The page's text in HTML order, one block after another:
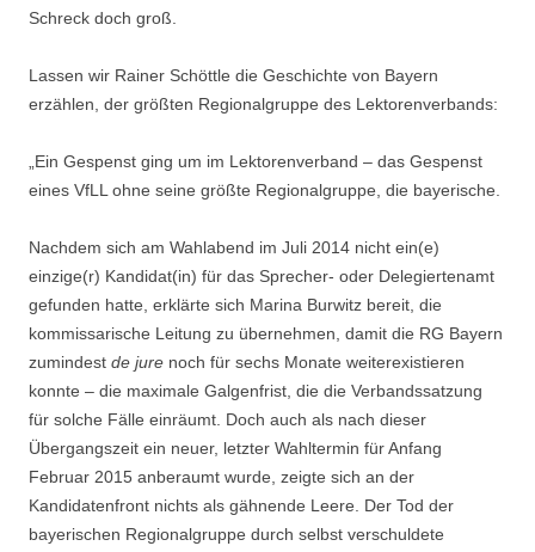
Schreck doch groß.
Lassen wir Rainer Schöttle die Geschichte von Bayern
erzählen, der größten Regionalgruppe des Lektorenverbands:
„Ein Gespenst ging um im Lektorenverband – das Gespenst
eines VfLL ohne seine größte Regionalgruppe, die bayerische.
Nachdem sich am Wahlabend im Juli 2014 nicht ein(e)
einzige(r) Kandidat(in) für das Sprecher- oder Delegiertenamt
gefunden hatte, erklärte sich Marina Burwitz bereit, die
kommissarische Leitung zu übernehmen, damit die RG Bayern
zumindest de jure noch für sechs Monate weiterexistieren
konnte – die maximale Galgenfrist, die die Verbandssatzung
für solche Fälle einräumt. Doch auch als nach dieser
Übergangszeit ein neuer, letzter Wahltermin für Anfang
Februar 2015 anberaumt wurde, zeigte sich an der
Kandidatenfront nichts als gähnende Leere. Der Tod der
bayerischen Regionalgruppe durch selbst verschuldete